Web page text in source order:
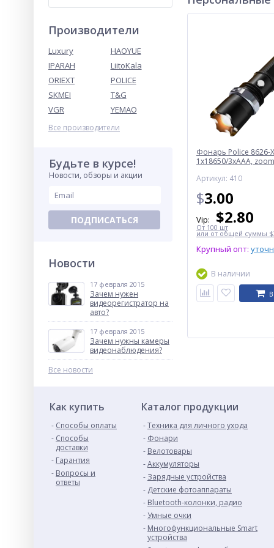
Производители
Luxury
HAOYUE
IPARAH
LiitoKala
ORIEXT
POLICE
SKMEI
T&G
VGR
YEMAO
Все производители
Будьте в курсе!
Новости, обзоры и акции
ПОДПИСАТЬСЯ
Новости
17 февраля 2015
Зачем нужен
видеорегистратор на
авто?
17 февраля 2015
Зачем нужны камеры
видеонаблюдения?
Все новости
Фонарь Police 8626-
1х18650/3xAAA,
Артикул: 410
$3.00
Vip: $2.80
От 100 шт
или от общей суммы
Крупный опт:
В наличии
Как купить
Способы оплаты
Способы
доставки
Гарантия
Вопросы и
ответы
Каталог продукции
Техника для личного ухода
Фонари
Велотовары
Аккумуляторы
Зарядные устройства
Детские фотоаппараты
Bluetooth-колонки, радио
Умные очки
Многофункциональные Smart
устройства